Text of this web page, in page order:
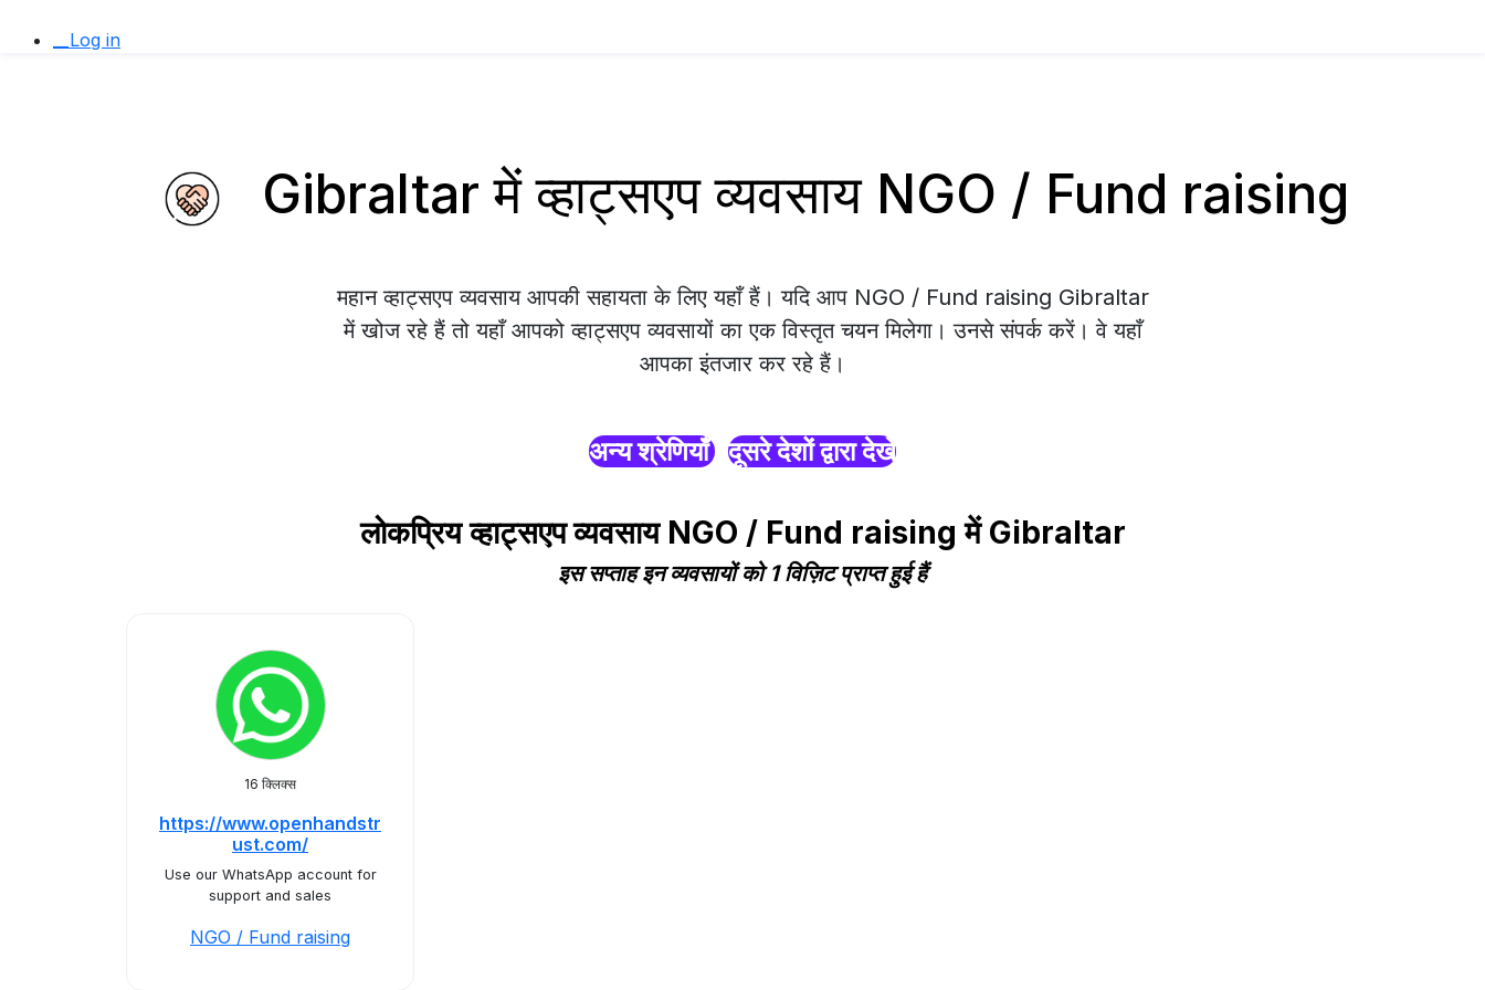
__Log in
Gibraltar में व्हाट्सएप व्यवसाय NGO / Fund raising
महान व्हाट्सएप व्यवसाय आपकी सहायता के लिए यहाँ हैं। यदि आप NGO / Fund raising Gibraltar
में खोज रहे हैं तो यहाँ आपको व्हाट्सएप व्यवसायों का एक विस्तृत चयन मिलेगा। उनसे संपर्क करें। वे यहाँ
आपका इंतजार कर रहे हैं।
अन्य श्रेणियाँ दूसरे देशों द्वारा देखें
लोकप्रिय व्हाट्सएप व्यवसाय NGO / Fund raising में Gibraltar
इस सप्ताह इन व्यवसायों को 1 विज़िट प्राप्त हुई हैं
16 क्लिक्स
https://www.openhandstr
ust.com/
Use our WhatsApp account for
support and sales
NGO / Fund raising